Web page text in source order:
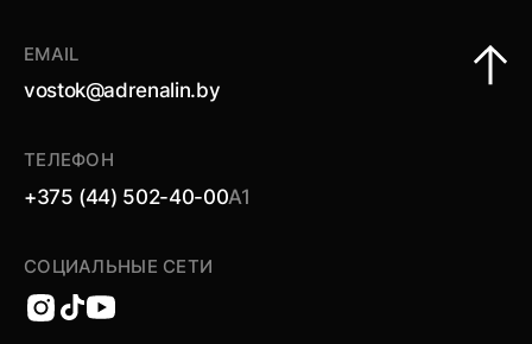
EMAIL
vostok@adrenalin.by
ТЕЛЕФОН
+375 (44) 502-40-00A1
СОЦИАЛЬНЫЕ СЕТИ